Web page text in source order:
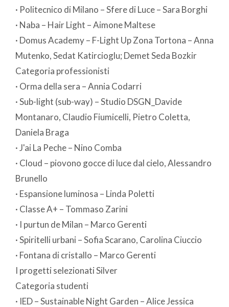
· Politecnico di Milano – Sfere di Luce – Sara Borghi
· Naba – Hair Light – Aimone Maltese
· Domus Academy – F-Light Up Zona Tortona – Anna
Mutenko, Sedat Katircioglu; Demet Seda Bozkir
Categoria professionisti
· Orma della sera – Annia Codarri
· Sub-light (sub-way) – Studio DSGN_Davide
Montanaro, Claudio Fiumicelli, Pietro Coletta,
Daniela Braga
· J'ai La Peche – Nino Comba
· Cloud – piovono gocce di luce dal cielo, Alessandro
Brunello
· Espansione luminosa – Linda Poletti
· Classe A+ – Tommaso Zarini
· I purtun de Milan – Marco Gerenti
· Spiritelli urbani – Sofia Scarano, Carolina Ciuccio
· Fontana di cristallo – Marco Gerenti
I progetti selezionati Silver
Categoria studenti
· IED – Sustainable Night Garden – Alice Jessica